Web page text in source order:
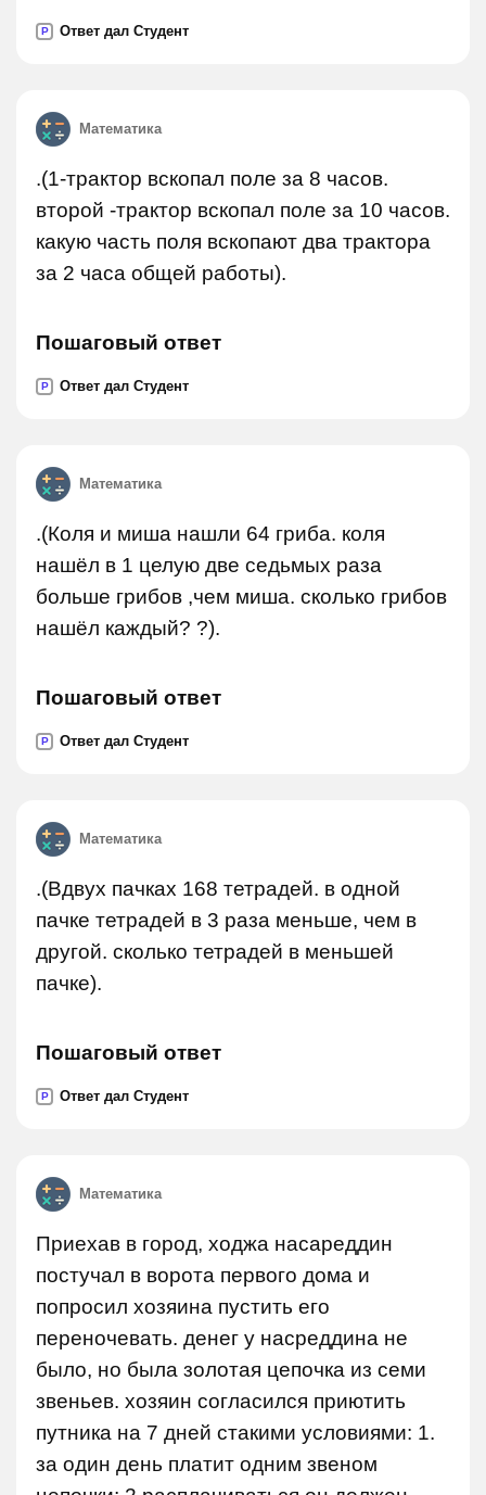
P Ответ дал Студент
Математика
.(1-трактор вскопал поле за 8 часов.
второй -трактор вскопал поле за 10 часов.
какую часть поля вскопают два трактора
за 2 часа общей работы).
Пошаговый ответ
P Ответ дал Студент
Математика
.(Коля и миша нашли 64 гриба. коля
нашёл в 1 целую две седьмых раза
больше грибов ,чем миша. сколько грибов
нашёл каждый? ?).
Пошаговый ответ
P Ответ дал Студент
Математика
.(Вдвух пачках 168 тетрадей. в одной
пачке тетрадей в 3 раза меньше, чем в
другой. сколько тетрадей в меньшей
пачке).
Пошаговый ответ
P Ответ дал Студент
Математика
Приехав в город, ходжа насареддин
постучал в ворота первого дома и
попросил хозяина пустить его
переночевать. денег у насреддина не
было, но была золотая цепочка из семи
звеньев. хозяин согласился приютить
путника на 7 дней стакими условиями: 1.
за один день платит одним звеном